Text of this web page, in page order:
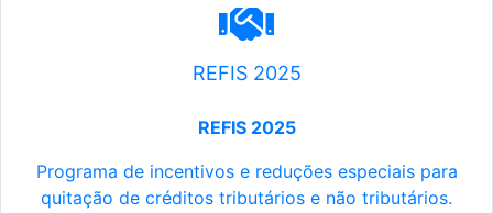
REFIS 2025
REFIS 2025
Programa de incentivos e reduções especiais para
quitação de créditos tributários e não tributários.